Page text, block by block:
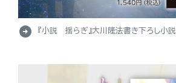
arrow_circle_right 『小説 揺らぎ』大川隆法書き下ろし小説